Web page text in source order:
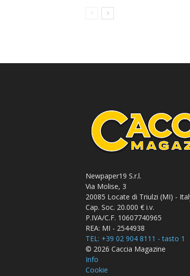
Newpaper19 S.r.l.
Via Molise, 3
20085 Locate di Triulzi (MI) -
Cap. Soc. 20.000 € i.v.
P.IVA/C.F. 10607740965
REA: MI - 2544938
TEL: +39 02 904 8111 - tasto 1
© 2026 Caccia Magazine
Info
Cookie